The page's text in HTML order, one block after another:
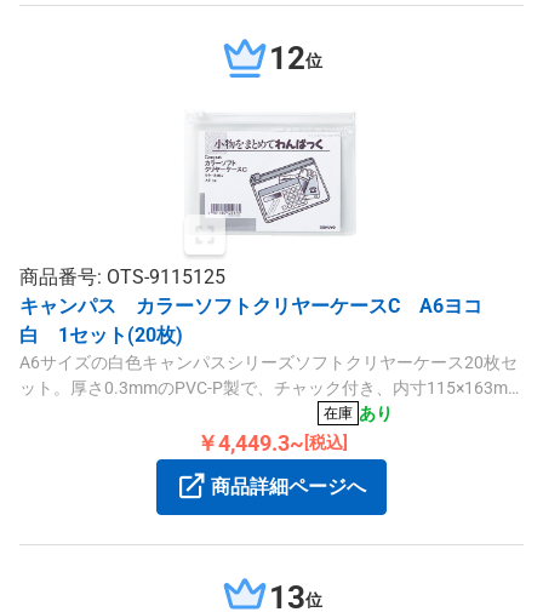
12位
商品番号: OTS-9115125
キャンパス カラーソフトクリヤーケースC A6ヨコ
白 1セット(20枚)
A6サイズの白色キャンパスシリーズソフトクリヤーケース20枚セ
ット。厚さ0.3mmのPVC-P製で、チャック付き、内寸115×163mm
在庫 あり
￥4,449.3~ [税込]
商品詳細ページへ
13位